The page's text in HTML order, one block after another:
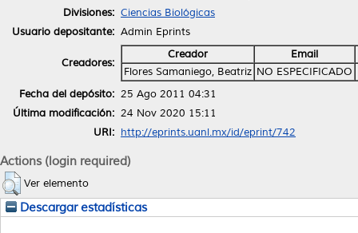
Divisiones: Ciencias Biológicas
Usuario depositante: Admin Eprints
Creadores:
Creador
Email
Flores Samaniego, Beatriz NO ESPECIFICADO
Fecha del depósito: 25 Ago 2011 04:31
Última modificación: 24 Nov 2020 15:11
URI: http://eprints.uanl.mx/id/eprint/742
Actions (login required)
Ver elemento
Descargar estadísticas